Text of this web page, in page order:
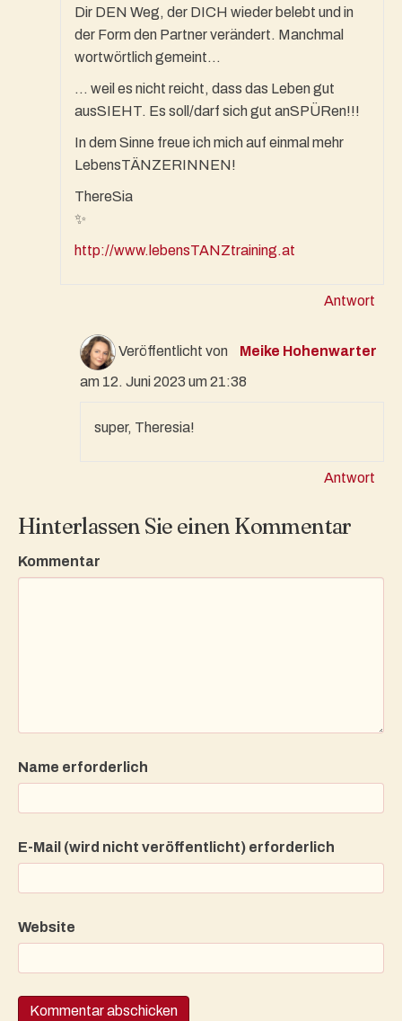
Dir DEN Weg, der DICH wieder belebt und in
der Form den Partner verändert. Manchmal
wortwörtlich gemeint…
… weil es nicht reicht, dass das Leben gut
ausSIEHT. Es soll/darf sich gut anSPÜRen!!!
In dem Sinne freue ich mich auf einmal mehr
LebensTÄNZERINNEN!
ThereSia
✨️
http://www.lebensTANZtraining.at
Antwort
Veröffentlicht von
Meike Hohenwarter
am 12. Juni 2023 um 21:38
super, Theresia!
Antwort
Hinterlassen Sie einen Kommentar
Kommentar
Name erforderlich
E-Mail (wird nicht veröffentlicht) erforderlich
Website